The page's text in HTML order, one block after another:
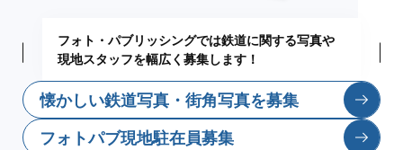
フォト・パブリッシングでは鉄道に関する写真や
現地スタッフを幅広く募集します！
懐かしい鉄道写真・街角写真を募集
フォトパブ現地駐在員募集